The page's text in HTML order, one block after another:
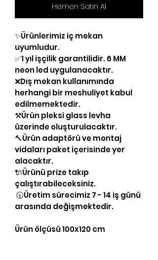
Hemen Satın Al
✨Ürünlerimiz iç mekan
uyumludur.
✅1 yıl işçilik garantilidir. 6 MM
neon led uygulanacaktır.
❌Dış mekan kullanımında
herhangi bir meshuliyet kabul
edilmemektedir.
⚒Ürün pleksi glass levha
üzerinde oluşturulacaktır.
🔨Ürün adaptörü ve montaj
vidaları paket içerisinde yer
alacaktır.
🔌Ürünü prize takıp
çalıştırabileceksiniz.
🕤Üretim sürecimiz 7 - 14 iş günü
arasında değişmektedir.
Ürün ölçüsü 100x120 cm